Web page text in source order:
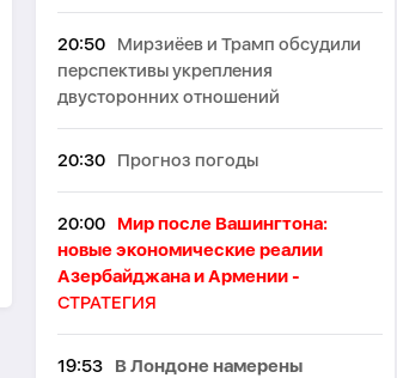
20:50
Мирзиёев и Трамп обсудили
перспективы укрепления
двусторонних отношений
20:30 Прогноз погоды
20:00
Мир после Вашингтона:
новые экономические реалии
Азербайджана и Армении -
СТРАТЕГИЯ
19:53
В Лондоне намерены